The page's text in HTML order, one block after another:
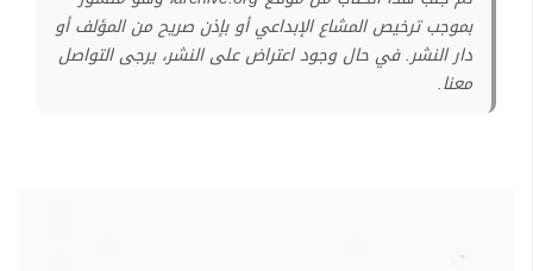
بموجب ترخيص المشاع الإبداعي أو بإذن صريح من المؤلف أو
دار النشر. في حال وجود اعتراض على النشر، يرجى التواصل
معنا.